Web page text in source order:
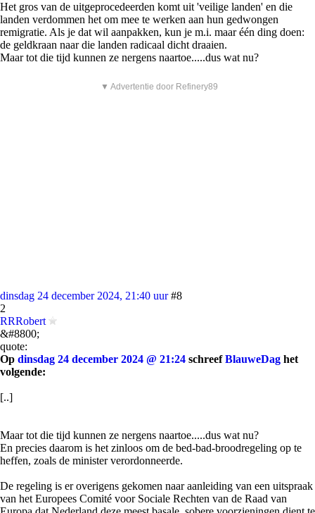
Het gros van de uitgeprocedeerden komt uit 'veilige landen' en die
landen verdommen het om mee te werken aan hun gedwongen
remigratie. Als je dat wil aanpakken, kun je m.i. maar één ding doen:
de geldkraan naar die landen radicaal dicht draaien.
Maar tot die tijd kunnen ze nergens naartoe.....dus wat nu?
▼ Advertentie door Refinery89
dinsdag 24 december 2024, 21:40 uur #8
2
RRRobert
&#8800;
quote:
Op dinsdag 24 december 2024 @ 21:24 schreefBlauweDag het
volgende:
[..]
Maar tot die tijd kunnen ze nergens naartoe.....dus wat nu?
En precies daarom is het zinloos om de bed-bad-broodregeling op te
heffen, zoals de minister verordonneerde.
De regeling is er overigens gekomen naar aanleiding van een uitspraak
van het Europees Comité voor Sociale Rechten van de Raad van